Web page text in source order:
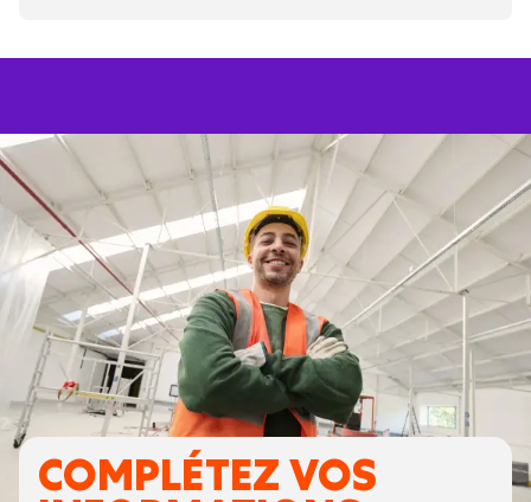
COMPLÉTEZ VOS